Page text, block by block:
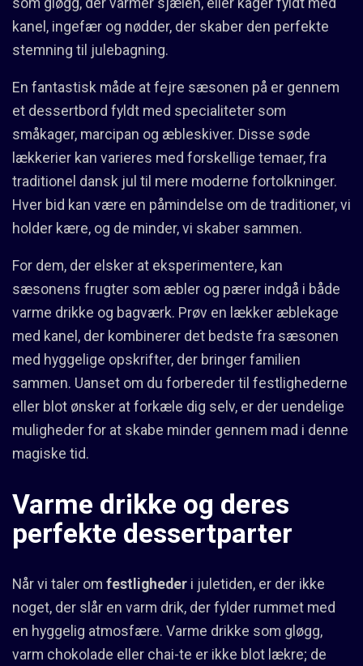
som gløgg, der varmer sjælen, eller kager fyldt med
kanel, ingefær og nødder, der skaber den perfekte
stemning til julebagning.
En fantastisk måde at fejre sæsonen på er gennem
et dessertbord fyldt med specialiteter som
småkager, marcipan og æbleskiver. Disse søde
lækkerier kan varieres med forskellige temaer, fra
traditionel dansk jul til mere moderne fortolkninger.
Hver bid kan være en påmindelse om de traditioner, vi
holder kære, og de minder, vi skaber sammen.
For dem, der elsker at eksperimentere, kan
sæsonens frugter som æbler og pærer indgå i både
varme drikke og bagværk. Prøv en lækker æblekage
med kanel, der kombinerer det bedste fra sæsonen
med hyggelige opskrifter, der bringer familien
sammen. Uanset om du forbereder til festlighederne
eller blot ønsker at forkæle dig selv, er der uendelige
muligheder for at skabe minder gennem mad i denne
magiske tid.
Varme drikke og deres
perfekte dessertparter
Når vi taler om festligheder i juletiden, er der ikke
noget, der slår en varm drik, der fylder rummet med
en hyggelig atmosfære. Varme drikke som gløgg,
varm chokolade eller chai-te er ikke blot lækre; de